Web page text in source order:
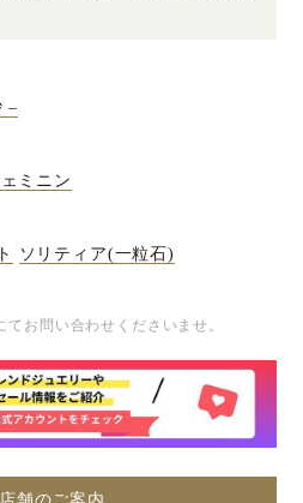
–
ミニン
ソリティア(一粒石)
お問い合わせくださいませ。